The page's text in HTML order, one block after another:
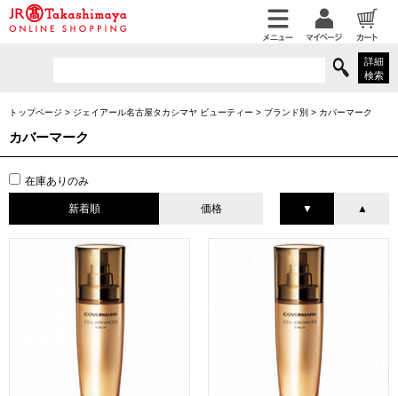
詳細
検索
トップページ > ジェイアール名古屋タカシマヤ ビューティー > ブランド別 > カバーマーク
カバーマーク
在庫ありのみ
新着順 価格 ▼ ▲